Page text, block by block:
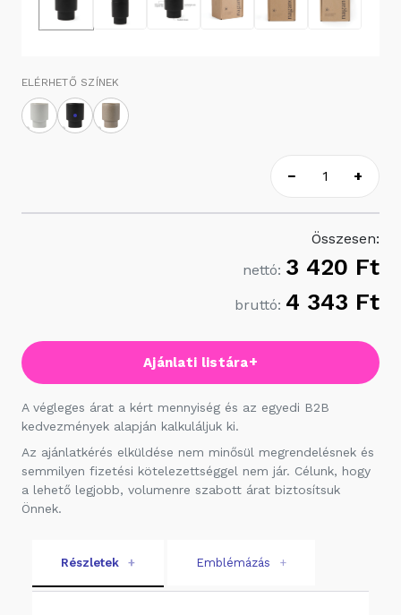
ELÉRHETŐ SZÍNEK
− +
Összesen:
nettó: 3 420 Ft
bruttó: 4 343 Ft
Ajánlati listára+
A végleges árat a kért mennyiség és az egyedi B2B
kedvezmények alapján kalkuláljuk ki.
Az ajánlatkérés elküldése nem minősül megrendelésnek és
semmilyen fizetési kötelezettséggel nem jár. Célunk, hogy
a lehető legjobb, volumenre szabott árat biztosítsuk
Önnek.
Részletek + Emblémázás +